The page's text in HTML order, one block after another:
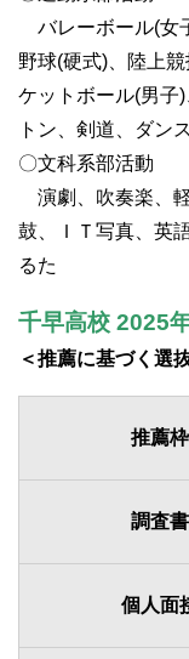
バレーボール(女
野球(硬式)、陸上
ケットボール(男子
トン、剣道、ダン
〇文科系部活動
演劇、吹奏楽、
鼓、ＩＴ写真、英
るた
千早高校 2025
＜推薦に基づく選
推薦枠
調査書
個人面